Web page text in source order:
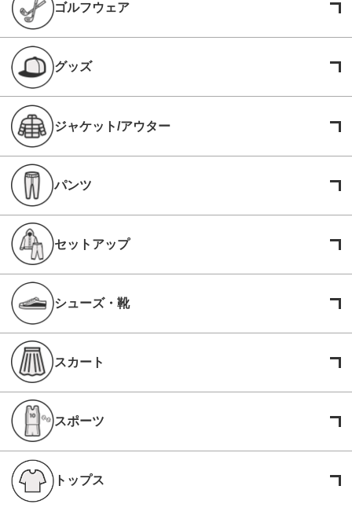
ゴルフウェア
グッズ
ジャケット/アウター
パンツ
セットアップ
シューズ・靴
スカート
スポーツ
トップス